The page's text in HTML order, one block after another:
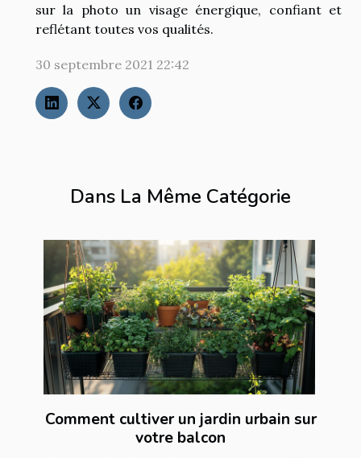
Dans La Même Catégorie
Comment cultiver un jardin urbain sur
votre balcon
sur la photo un visage énergique, confiant et
reflétant toutes vos qualités.
30 septembre 2021 22:42